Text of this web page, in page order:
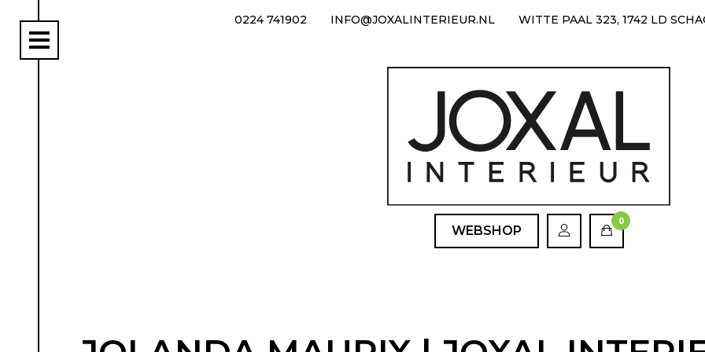
0224 741902 INFO@JOXALINTERIEUR.NL WITTE PAAL 323, 1742 LD
WEBSHOP
0